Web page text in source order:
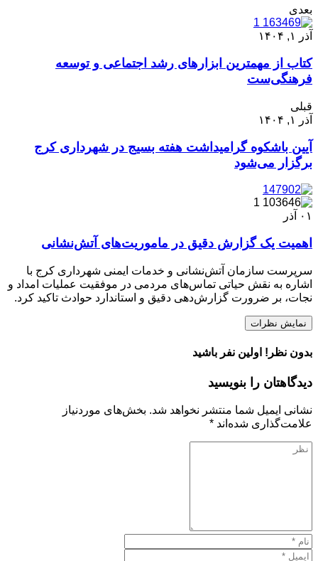
بعدی
آذر ۱, ۱۴۰۴
کتاب از مهمترین ابزارهای رشد اجتماعی و توسعه
فرهنگی‌ست
قبلی
آذر ۱, ۱۴۰۴
آیین باشکوه گرامیداشت هفته بسیج در شهرداری کرج
برگزار می‌شود
۰۱ آذر
اهمیت یک گزارش دقیق در ماموریت‌های آتش‌نشانی
سرپرست سازمان آتش‌نشانی و خدمات ایمنی شهرداری کرج با
اشاره به نقش حیاتی تماس‌های مردمی در موفقیت عملیات‌ امداد و
نجات، بر ضرورت گزارش‌دهی دقیق و استاندارد حوادث تاکید کرد.
نمایش نظرات
بدون نظر! اولین نفر باشید
دیدگاهتان را بنویسید
نشانی ایمیل شما منتشر نخواهد شد. بخش‌های موردنیاز
علامت‌گذاری شده‌اند *